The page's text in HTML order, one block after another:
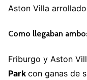
Aston Villa
Como llegaban
Friburgo y Aston
Park con ganas de